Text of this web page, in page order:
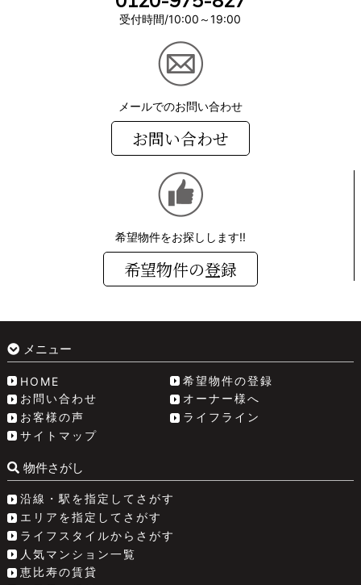
受付時間/10:00～19:00
メールでのお問い合わせ
お問い合わせ
希望物件をお探しします!!
希望物件の登録
メニュー
HOME
希望物件の登録
お問い合わせ
オーナー様へ
お客様の声
ライフライン
サイトマップ
物件さがし
沿線・駅を指定してさがす
エリアを指定してさがす
ライフスタイルからさがす
人気マンション一覧
恵比寿の賃貸